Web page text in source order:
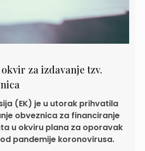
za izdavanje tzv.
(EK) je u utorak prihvatila
obveznica za financiranje
u okviru plana za oporavak
pandemije koronovirusa.